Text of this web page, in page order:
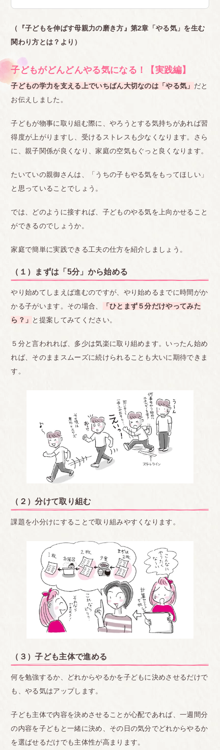
（『子どもを伸ばす母親力の磨き方』第2章「やる気」を生む
関わり方とは？より）
子どもがどんどんやる気になる！【実践編】
子どもの学力を支える上でいちばん大切なのは「やる気」 だと
お伝えしました。
子どもが物事に取り組む際に、やろうとする気持ちがあれば習
得度が上がりますし、受けるストレスも少なくなります。さら
に、親子関係が良くなり、家庭の空気もぐっと良くなります。
たいていの親御さんは、「うちの子もやる気をもってほしい」
と思っていることでしょう。
では、どのように接すれば、子どものやる気を上向かせること
ができるのでしょうか。
家庭で簡単に実践できる工夫の仕方を紹介しましょう。
（１）まずは「5分」から始める
やり始めてしまえば進むのですが、やり始めるまでに時間がか
かる子がいます。その場合、
「ひとまず５分だけやってみた
ら？」 と提案してみてください。
５分と言われれば、多少は気楽に取り組めます。いったん始め
れば、そのままスムーズに続けられることも大いに期待できま
す。
（２）分けて取り組む
課題を小分けにすることで取り組みやすくなります。
（３）子ども主体で進める
何を勉強するか、どれからやるかを子どもに決めさせるだけで
も、やる気はアップします。
子ども主体で内容を決めさせることが心配であれば、一週間分
の内容を子どもと一緒に決め、その日の気分でどれからやるか
を選ばせるだけでも主体性が高まります。